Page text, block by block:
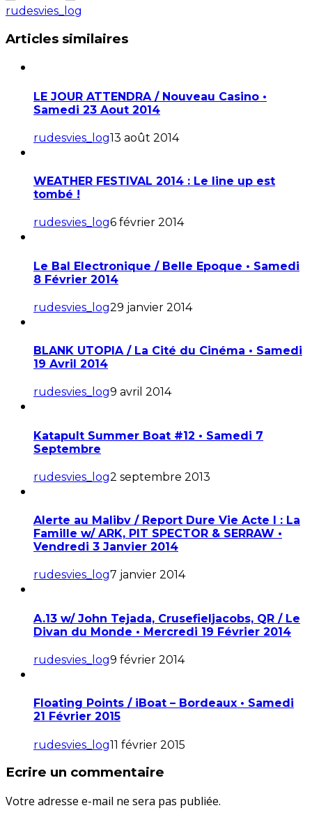
rudesvies_log
Articles similaires
LE JOUR ATTENDRA / Nouveau Casino •
Samedi 23 Aout 2014
rudesvies_log13 août 2014
WEATHER FESTIVAL 2014 : Le line up est
tombé !
rudesvies_log6 février 2014
Le Bal Electronique / Belle Epoque • Samedi
8 Février 2014
rudesvies_log29 janvier 2014
BLANK UTOPIA / La Cité du Cinéma • Samedi
19 Avril 2014
rudesvies_log9 avril 2014
Katapult Summer Boat #12 • Samedi 7
Septembre
rudesvies_log2 septembre 2013
Alerte au Malibv / Report Dure Vie Acte I : La
Famille w/ ARK, PIT SPECTOR & SERRAW •
Vendredi 3 Janvier 2014
rudesvies_log7 janvier 2014
A.13 w/ John Tejada, Crusefieljacobs, QR / Le
Divan du Monde • Mercredi 19 Février 2014
rudesvies_log9 février 2014
Floating Points / iBoat – Bordeaux • Samedi
21 Février 2015
rudesvies_log11 février 2015
Ecrire un commentaire
Votre adresse e-mail ne sera pas publiée.